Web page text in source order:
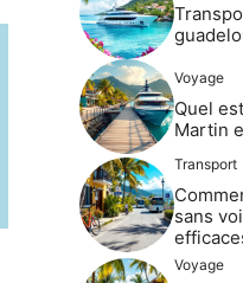
Voyage
Quel
Martin
Transport
sans
Voyage